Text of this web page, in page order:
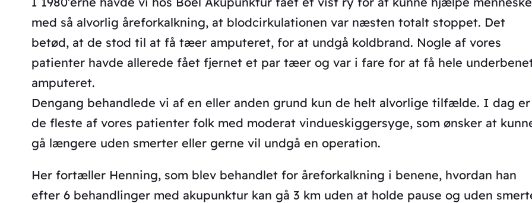
med så alvorlig åreforkalkning, at blodcirkulationen var næsten totalt stoppet. Det
betød, at de stod til at få tæer amputeret, for at undgå koldbrand. Nogle af vores
patienter havde allerede fået fjernet et par tæer og var i fare for at få hele
amputeret.
Dengang behandlede vi af en eller anden grund kun de helt alvorlige tilfælde. I dag er
de fleste af vores patienter folk med moderat vindueskiggersyge, som ønsker at
gå længere uden smerter eller gerne vil undgå en operation.
Her fortæller Henning, som blev behandlet for åreforkalkning i benene, hvordan han
efter 6 behandlinger med akupunktur kan gå 3 km uden at holde pause og uden